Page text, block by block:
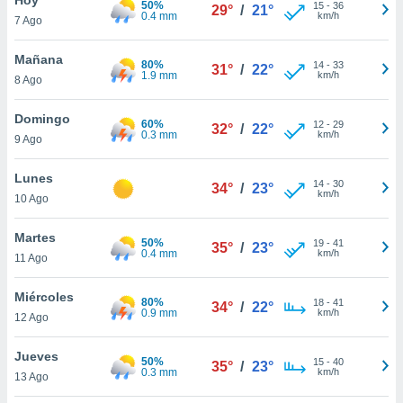
en
más
nuestra
de
cookies
aceptar
7 Ago
50%
0.4 mm
29° / 21° 15- 36
km/h
Mañana
8 Ago
80%
1.9 mm
31° / 22° 14- 33
km/h
Domingo
9 Ago
60%
0.3 mm
32° / 22° 12- 29
km/h
Lunes
10 Ago
34° / 23° 14- 30
km/h
Martes
11 Ago
50%
0.4 mm
35° / 23° 19- 41
km/h
Miércoles
12 Ago
80%
0.9 mm
34° / 22° 18- 41
km/h
Jueves
13 Ago
50%
0.3 mm
35° / 23° 15- 40
km/h